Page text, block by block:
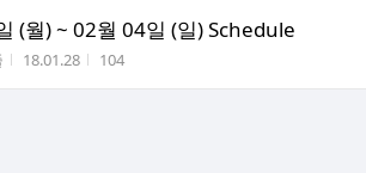
(월) ~ 02월 04일 (일) Schedule
작성시간
18.01.28 조회수
104